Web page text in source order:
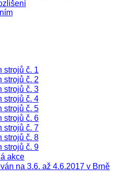
strojů č. 1
strojů č. 2
strojů č. 3
strojů č. 4
strojů č. 5
strojů č. 6
strojů č. 7
strojů č. 8
strojů č. 9
akce
na 3.6. až 4.6.2017 v Brně